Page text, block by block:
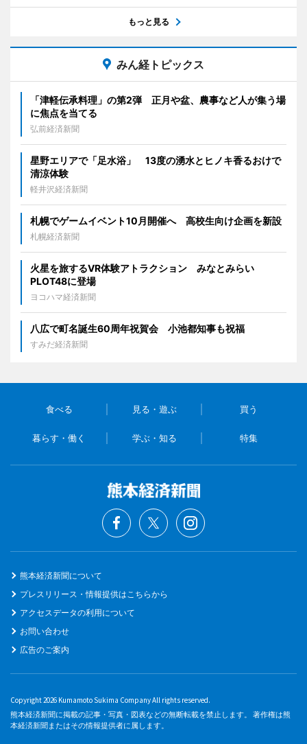
もっと見る
みん経トピックス
「津軽伝承料理」の第2弾 正月や盆、農事など人が集う場
に焦点を当てる
弘前経済新聞
星野エリアで「足水浴」 13度の湧水とヒノキ香るおけで
清涼体験
軽井沢経済新聞
札幌でゲームイベント10月開催へ 高校生向け企画を新設
札幌経済新聞
火星を旅するVR体験アトラクション みなとみらい
PLOT48に登場
ヨコハマ経済新聞
八広で町名誕生60周年祝賀会 小池都知事も祝福
すみだ経済新聞
食べる 見る・遊ぶ 買う
暮らす・働く 学ぶ・知る 特集
熊本経済新聞について
プレスリリース・情報提供はこちらから
アクセスデータの利用について
お問い合わせ
広告のご案内
Copyright 2026 Kumamoto Sukima Company All rights reserved.
熊本経済新聞に掲載の記事・写真・図表などの無断転載を禁止します。 著作権は熊
本経済新聞またはその情報提供者に属します。